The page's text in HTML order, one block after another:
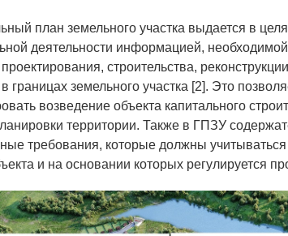
план земельного участка выдается в
деятельности информацией,
строительства,
границах земельного участка [2]. Это
возведение объекта капитального
территории. Также в ГПЗУ
требования, которые должны
и на основании которых регулируется